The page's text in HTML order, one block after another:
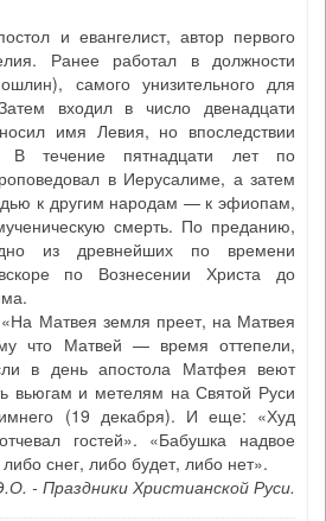
и евангелист, автор первого
Ранее работал в должности
самого унизительного для
входил в число двенадцати
имя Левия, но впоследствии
В течение пятнадцати лет по
в Иерусалиме, а затем
к другим народам — к эфиопам,
смерть. По преданию,
из древнейших по времени
по Вознесении Христа до
Матвея земля преет, на Матвея
что Матвей — время оттепели,
в день апостола Матфея веют
вьюгам и метелям на Святой Руси
(19 декабря). И еще: «Худ
гостей». «Бабушка надвое
снег, либо будет, либо нет».
- Праздники Христианской Руси.